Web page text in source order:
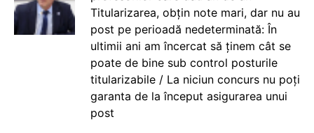
Titularizarea, obțin note mari, dar nu au
post pe perioadă nedeterminată: În
ultimii ani am încercat să ținem cât se
poate de bine sub control posturile
titularizabile / La niciun concurs nu poți
garanta de la început asigurarea unui
post